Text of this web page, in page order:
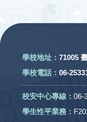
學校地址： 71005
學校電話： 06-
校安中心專線： 06-
學生性平業務：